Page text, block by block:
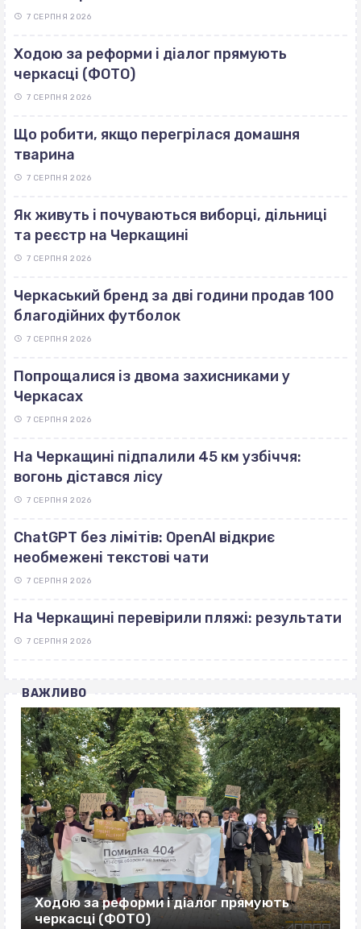
7 СЕРПНЯ 2026
Ходою за реформи і діалог прямують
черкасці (ФОТО)
7 СЕРПНЯ 2026
Що робити, якщо перегрілася домашня
тварина
7 СЕРПНЯ 2026
Як живуть і почуваються виборці, дільниці
та реєстр на Черкащині
7 СЕРПНЯ 2026
Черкаський бренд за дві години продав 100
благодійних футболок
7 СЕРПНЯ 2026
Попрощалися із двома захисниками у
Черкасах
7 СЕРПНЯ 2026
На Черкащині підпалили 45 км узбіччя:
вогонь дістався лісу
7 СЕРПНЯ 2026
ChatGPT без лімітів: OpenAI відкриє
необмежені текстові чати
7 СЕРПНЯ 2026
На Черкащині перевірили пляжі: результати
7 СЕРПНЯ 2026
ВАЖЛИВО
Ходою за реформи і діалог прямують
черкасці (ФОТО)